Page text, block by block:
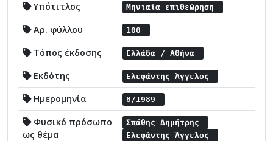
Υπότιτλος Μηνιαία επιθεώρηση
Αρ. φύλλου 100
Τόπος έκδοσης Ελλάδα / Αθήνα
Εκδότης Ελεφάντης Άγγελος
Ημερομηνία 8/1989
Φυσικό πρόσωπο
ως θέμα
Σπάθης Δημήτρης
Ελεφάντης Άγγελος